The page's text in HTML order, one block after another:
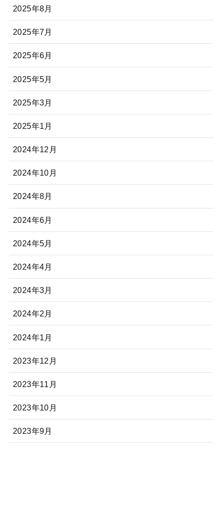
2025年8月
2025年7月
2025年6月
2025年5月
2025年3月
2025年1月
2024年12月
2024年10月
2024年8月
2024年6月
2024年5月
2024年4月
2024年3月
2024年2月
2024年1月
2023年12月
2023年11月
2023年10月
2023年9月